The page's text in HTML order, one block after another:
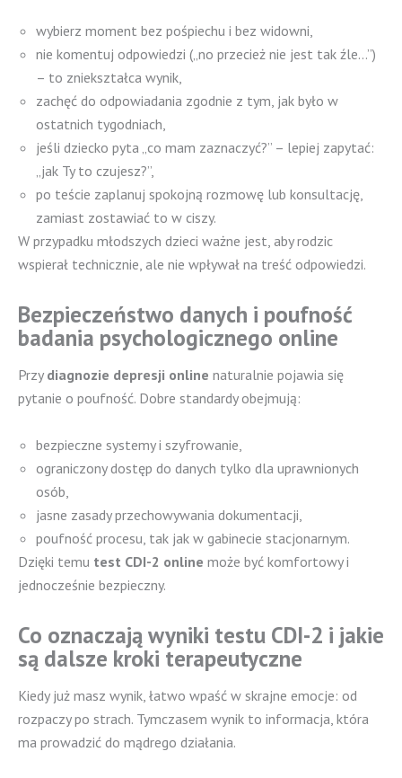
wybierz moment bez pośpiechu i bez widowni,
nie komentuj odpowiedzi („no przecież nie jest tak źle…”)
– to zniekształca wynik,
zachęć do odpowiadania zgodnie z tym, jak było w
ostatnich tygodniach,
jeśli dziecko pyta „co mam zaznaczyć?” – lepiej zapytać:
„jak Ty to czujesz?”,
po teście zaplanuj spokojną rozmowę lub konsultację,
zamiast zostawiać to w ciszy.
W przypadku młodszych dzieci ważne jest, aby rodzic
wspierał technicznie, ale nie wpływał na treść odpowiedzi.
Bezpieczeństwo danych i poufność
badania psychologicznego online
Przy diagnozie depresji online naturalnie pojawia się
pytanie o poufność. Dobre standardy obejmują:
bezpieczne systemy i szyfrowanie,
ograniczony dostęp do danych tylko dla uprawnionych
osób,
jasne zasady przechowywania dokumentacji,
poufność procesu, tak jak w gabinecie stacjonarnym.
Dzięki temu test CDI-2 online może być komfortowy i
jednocześnie bezpieczny.
Co oznaczają wyniki testu CDI-2 i jakie
są dalsze kroki terapeutyczne
Kiedy już masz wynik, łatwo wpaść w skrajne emocje: od
rozpaczy po strach. Tymczasem wynik to informacja, która
ma prowadzić do mądrego działania.